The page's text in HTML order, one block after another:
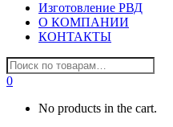
Изготовление РВД
О КОМПАНИИ
КОНТАКТЫ
0
No products in the cart.